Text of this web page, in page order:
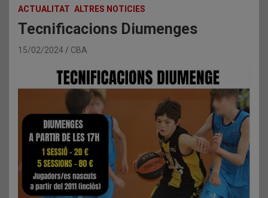
ACTUALITAT ALTRES NOTICIES
Tecnificacions Diumenges
15/02/2024 CBA